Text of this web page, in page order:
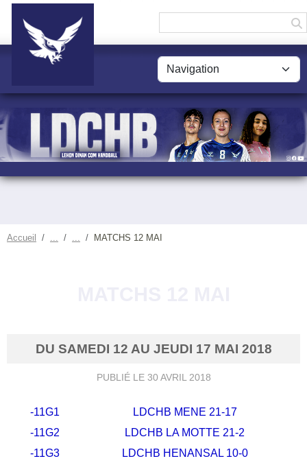
Accueil MATCHS 12 MAI
DU SAMEDI 12 AU JEUDI 17 MAI 2018
PUBLIÉ LE 30 AVRIL 2018
-11G1
LDCHB MENE 21-17
-11G2
LDCHB LA MOTTE 21-2
-11G3
LDCHB HENANSAL 10-0